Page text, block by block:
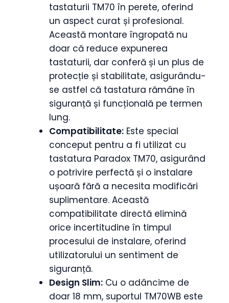
tastaturii TM70 în perete, oferind
un aspect curat și profesional.
Această montare îngropată nu
doar că reduce expunerea
tastaturii, dar conferă și un plus de
protecție și stabilitate, asigurându-
se astfel că tastatura rămâne în
siguranță și funcțională pe termen
lung.
Compatibilitate: Este special
conceput pentru a fi utilizat cu
tastatura Paradox TM70, asigurând
o potrivire perfectă și o instalare
ușoară fără a necesita modificări
suplimentare. Această
compatibilitate directă elimină
orice incertitudine în timpul
procesului de instalare, oferind
utilizatorului un sentiment de
siguranță.
Design Slim: Cu o adâncime de
doar 18 mm, suportul TM70WB este